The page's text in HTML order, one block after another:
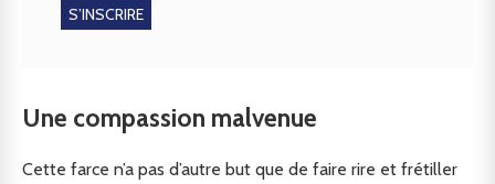
Une compassion malvenue
Cette farce n’a pas d’autre but que de faire rire et frétiller